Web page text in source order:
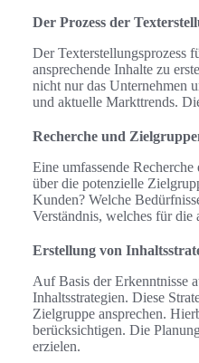
Der Prozess der
Der Texterstellungsprozess
ansprechende Inhalte zu
nicht nur das Unternehmen
und aktuelle Markttrends.
Recherche und
Eine umfassende
über die potenzielle
Kunden? Welche
Verständnis, welches für die
Erstellung von
Auf Basis der Erkenntnisse
Inhaltsstrategien. Diese
Zielgruppe ansprechen.
berücksichtigen. Die
erzielen.